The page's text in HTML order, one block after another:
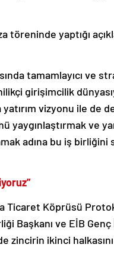
töreninde yaptığı
tamamlayıcı ve
girişimcilik
vizyonu ile de
yaygınlaştırmak ve
adına bu iş birliğini
Ticaret Köprüsü
Başkanı ve EİB
zincirin ikinci